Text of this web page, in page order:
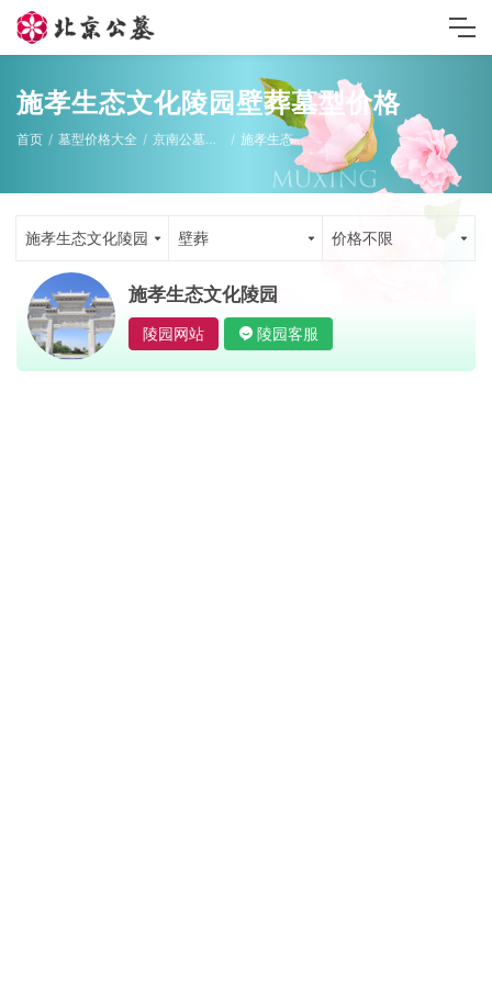
施孝生态文化陵园壁葬墓型价格
首页 墓型价格大全 京南公墓墓型 施孝生态文化陵园
施孝生态文化陵园 壁葬 价格不限
施孝生态文化陵园
陵园网站 陵园客服